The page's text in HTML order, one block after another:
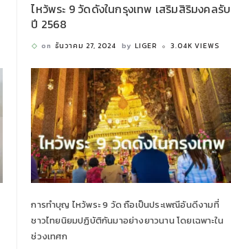
ไหว้พระ 9 วัดดังในกรุงเทพ เสริมสิริมงคลรับ
ปี 2568
on ธันวาคม 27, 2024 by LIGER 3.04K VIEWS
การทำบุญ ไหว้พระ 9 วัด ถือเป็นประเพณีอันดีงามที่
ชาวไทยนิยมปฏิบัติกันมาอย่างยาวนาน โดยเฉพาะใน
ช่วงเทศก